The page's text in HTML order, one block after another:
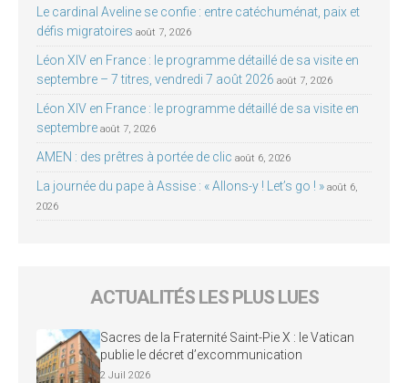
Le cardinal Aveline se confie : entre catéchuménat, paix et
défis migratoires août 7, 2026
Léon XIV en France : le programme détaillé de sa visite en
septembre – 7 titres, vendredi 7 août 2026 août 7, 2026
Léon XIV en France : le programme détaillé de sa visite en
septembre août 7, 2026
AMEN : des prêtres à portée de clic août 6, 2026
La journée du pape à Assise : « Allons-y ! Let’s go ! » août 6,
2026
ACTUALITÉS LES PLUS LUES
Sacres de la Fraternité Saint-Pie X : le Vatican
publie le décret d’excommunication
2 Juil 2026